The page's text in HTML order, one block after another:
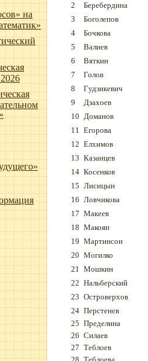
на
2
Беребердина
3
Боголепов
4
Бочкова
5
Валиев
6
Вяткин
7
Голов
8
Гудзикевич
9
Дзахоев
10 Доманов
11 Егорова
12 Елхимов
13 Казанцев
14 Косенков
15 Лисицын
16 Ловчикова
17 Макеев
18 Макоян
19 Мартинсон
20 Могилко
21 Мошкин
22 Нальберский
23 Островерхов
24 Перстенев
25 Пределина
26 Силаев
27 Теблоев